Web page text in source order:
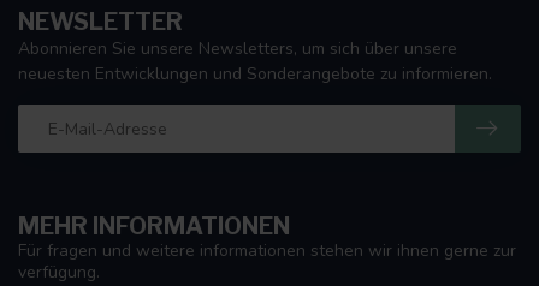
MEHR INFORMATIONEN
Für fragen und weitere informationen stehen wir ihnen gerne zur
verfügung.
NEWSLETTER
Abonnieren Sie unsere Newsletters, um sich über unsere
neuesten Entwicklungen und Sonderangebote zu informieren.